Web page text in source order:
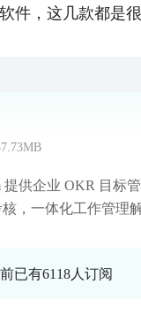
件，这几款都是
提供企业 OKR 目标
，一体化工作管理
标地图、OKR目标
已有6118人订阅